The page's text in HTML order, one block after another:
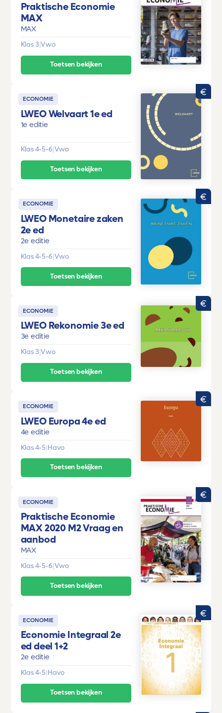
Praktische Economie
MAX
MAX
Klas 3|Vwo
Toetsen bekijken
ECONOMIE
LWEO Welvaart 1e ed
1e editie
Klas 4-5-6|Vwo
Toetsen bekijken
ECONOMIE
LWEO Monetaire zaken
2e ed
2e editie
Klas 4-5-6|Vwo
Toetsen bekijken
ECONOMIE
LWEO Rekonomie 3e ed
3e editie
Klas 3|Vwo
Toetsen bekijken
ECONOMIE
LWEO Europa 4e ed
4e editie
Klas 4-5|Havo
Toetsen bekijken
ECONOMIE
Praktische Economie
MAX 2020 M2 Vraag en
aanbod
MAX
Klas 4-5-6|Vwo
Toetsen bekijken
ECONOMIE
Economie Integraal 2e
ed deel 1+2
2e editie
Klas 4-5 Havo
Toetsen bekijken